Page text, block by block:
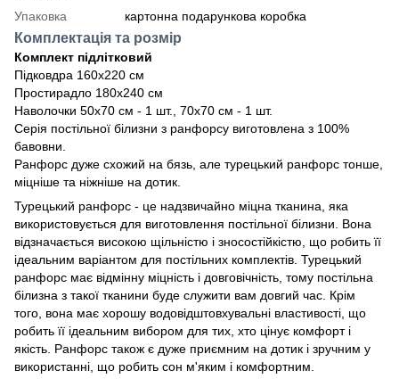
Упаковка картонна подарункова коробка
Комплектація та розмір
Комплект підлітковий
Підковдра 160х220 см
Простирадло 180х240 см
Наволочки 50х70 см - 1 шт., 70х70 см - 1 шт.
Серія постільної білизни з ранфорсу виготовлена з 100%
бавовни.
Ранфорс дуже схожий на бязь, але турецький ранфорс тонше,
міцніше та ніжніше на дотик.
Турецький ранфорс - це надзвичайно міцна тканина, яка
використовується для виготовлення постільної білизни. Вона
відзначається високою щільністю і зносостійкістю, що робить її
ідеальним варіантом для постільних комплектів. Турецький
ранфорс має відмінну міцність і довговічність, тому постільна
білизна з такої тканини буде служити вам довгий час. Крім
того, вона має хорошу водовідштовхувальні властивості, що
робить її ідеальним вибором для тих, хто цінує комфорт і
якість. Ранфорс також є дуже приємним на дотик і зручним у
використанні, що робить сон м'яким і комфортним.